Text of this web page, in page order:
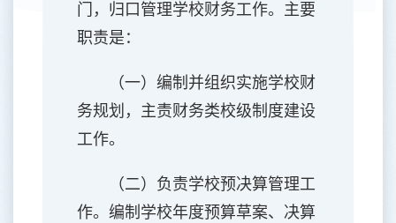
门，归口管理学校财务工作。主要
职责是：
（一）编制并组织实施学校财
务规划，主责财务类校级制度建设
工作。
（二）负责学校预决算管理工
作。编制学校年度预算草案、决算